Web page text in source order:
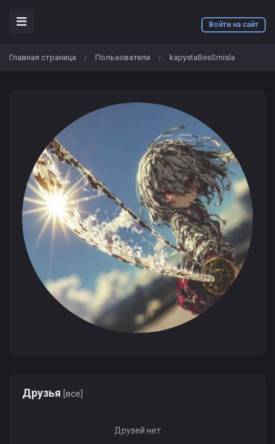
Войти на сайт
Главная страница / Пользователи / kapystaBesSmisla
Друзья [все]
Друзей нет